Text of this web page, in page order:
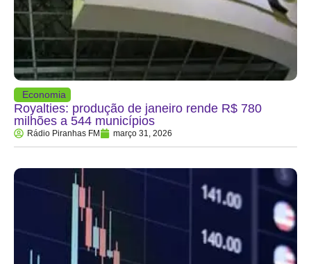
Economia
Royalties: produção de janeiro rende R$ 780
milhões a 544 municípios
Rádio Piranhas FM março 31, 2026